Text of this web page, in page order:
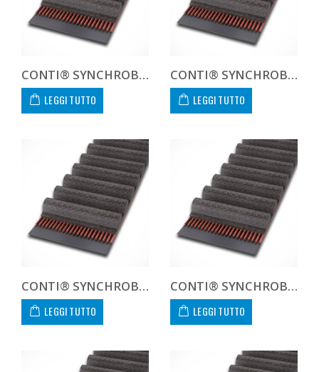
CONTI® SYNCHROBELT HTD8105620
LEGGI TUTTO
CONTI® SYNCHROBELT HTD8105630
LEGGI TUTTO
CONTI® SYNCHROBELT HTD8105650
LEGGI TUTTO
CONTI® SYNCHROBELT HTD8105685
LEGGI TUTTO